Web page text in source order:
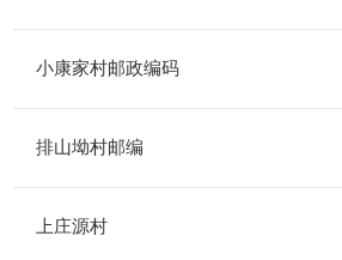
小康家村邮政编码
排山坳村邮编
上庄源村